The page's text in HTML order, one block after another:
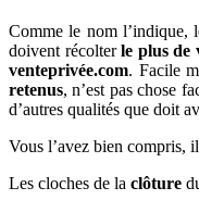
Comme le nom l’indique,
doivent récolterle plus de
venteprivée.com. Facile
retenus, n’est pas chose
d’autres qualités que doit
Vous l’avez bien compris,
Les cloches de la clôture